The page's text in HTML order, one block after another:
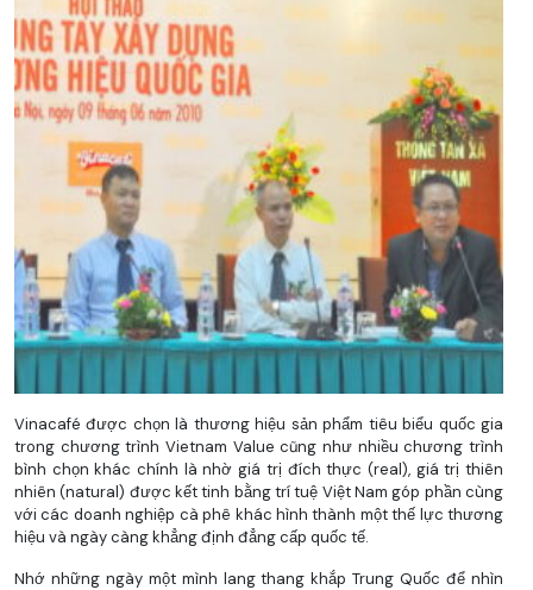
Vinacafé được chọn là thương hiệu sản phẩm tiêu biểu quốc gia
trong chương trình Vietnam Value cũng như nhiều chương trình
bình chọn khác chính là nhờ giá trị đích thực (real), giá trị thiên
nhiên (natural) được kết tinh bằng trí tuệ Việt Nam góp phần cùng
với các doanh nghiệp cà phê khác hình thành một thế lực thương
hiệu và ngày càng khẳng định đẳng cấp quốc tế.
Nhớ những ngày một mình lang thang khắp Trung Quốc để nhìn